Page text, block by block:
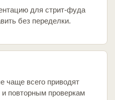
для стрит-фуда
без переделки.
чаще всего приводят
повторным проверкам